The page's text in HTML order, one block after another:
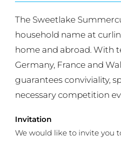
The Sweetlake
household name at
home and abroad. With
Germany, France and
guarantees conviviality,
necessary competition
Invitation
We would like to invite you